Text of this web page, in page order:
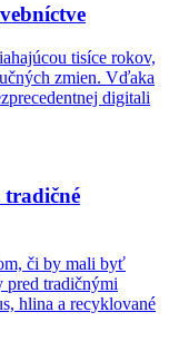
tisíce rokov,
zmien. Vďaka
digitali
tradičné
či by mali byť
pred tradičnými
hlina a recyklované